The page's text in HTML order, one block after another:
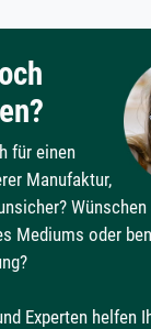
für einen
Manufaktur,
Wünschen
Mediums oder
Experten helfen